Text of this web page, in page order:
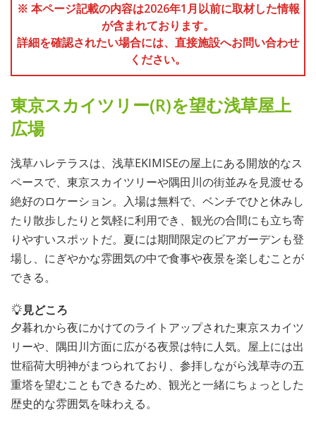
※ 本ページ記載の内容は2026年1月以前に取材した情報
が含まれております。
詳細を確認されたい場合には、直接施設へお問い合わせ
ください。
東京スカイツリー(R)を望む浅草屋上
広場
浅草ハレテラスは、浅草EKIMISEの屋上にある開放的なス
ペースで、東京スカイツリーや隅田川の街並みを見渡せる
絶好のロケーション。入場は無料で、ベンチでひと休みし
たり散歩したりと気軽に利用でき、観光の合間にも立ち寄
りやすいスポットだ。夏には期間限定のビアガーデンも登
場し、にぎやかな雰囲気の中で食事や夜景を楽しむことが
できる。
見どころ
夕暮れから夜にかけてのライトアップされた東京スカイツ
リーや、隅田川方面に広がる夜景は特に人気。屋上には出
世稲荷大明神がまつられており、参拝しながら浅草寺の五
重塔を望むこともできるため、観光と一緒にちょっとした
歴史的な雰囲気を味わえる。